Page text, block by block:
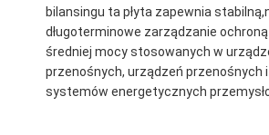
bilansingu ta płyta zapewnia
długoterminowe zarządzanie
średniej mocy stosowanych w
przenośnych, urządzeń przenośnych i
systemów energetycznych